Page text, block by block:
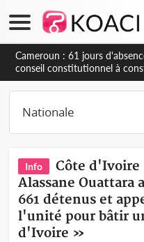
Côte d'Ivoire : Fin de la
les mouvements sauvages
Info
Côte d'Ivoire
Alassane Ouattara
661 détenus et
l'unité pour bâtir
d'Ivoire »